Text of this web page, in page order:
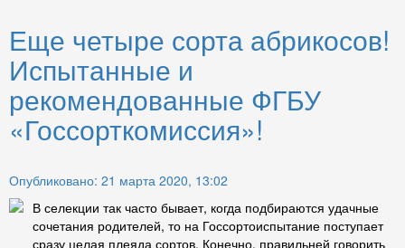
Еще четыре сорта абрикосов!
Испытанные и
рекомендованные ФГБУ
«Госсорткомиссия»!
Опубликовано: 21 марта 2020, 13:02
В селекции так часто бывает, когда подбираются удачные
сочетания родителей, то на Госсортоиспытание поступает
сразу целая плеяда сортов. Конечно, правильней говорить